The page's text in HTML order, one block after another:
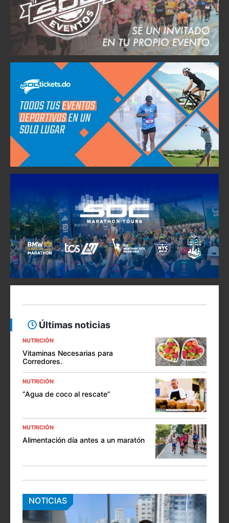
Últimas noticias
NUTRICIÓN
Vitaminas Necesarias para
Corredores.
NUTRICIÓN
“Agua de coco al rescate”
NUTRICIÓN
Alimentación día antes a un maratón
NOTICIAS